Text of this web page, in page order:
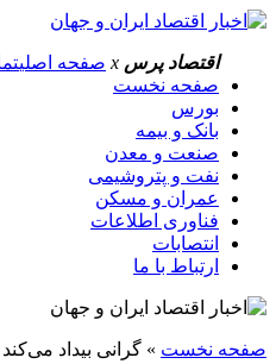
اقتصاد پرس x صفحه اصلی
صفحه نخست
بورس
بانک و بیمه
صنعت و معدن
نفت و پتروشیمی
عمران و مسکن
فناوری اطلاعات
انتصابات
ارتباط با ما
صفحه نخست » گرانی بیداد